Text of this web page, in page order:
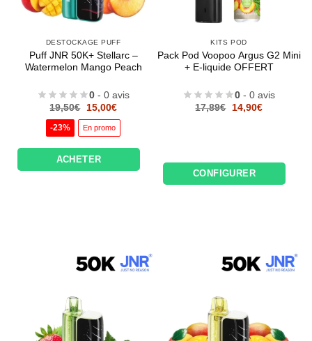
DESTOCKAGE PUFF
Puff JNR 50K+ Stellarc –
Watermelon Mango Peach
0 - 0 avis
19,50€
Le
initial
était :
15,00€Le
est :
-23% En promo
ACHETER
KITS POD
Pack Pod Voopoo Argus G2 Mini
+ E-liquide OFFERT
0 - 0 avis
17,89€
Le
14,90€Le
CONFIGURER